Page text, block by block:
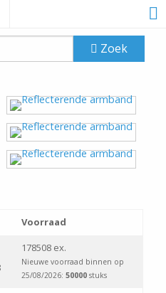
Zoek
Voorraad
178508 ex.
Nieuwe voorraad binnen op
25/08/2026: 50000stuks